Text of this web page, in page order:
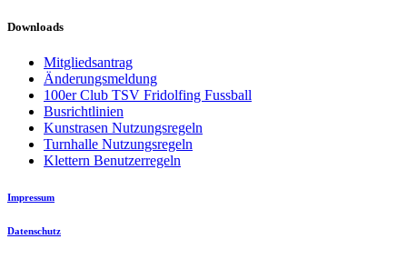
Downloads
Mitgliedsantrag
Änderungsmeldung
100er Club TSV Fridolfing Fussball
Busrichtlinien
Kunstrasen Nutzungsregeln
Turnhalle Nutzungsregeln
Klettern Benutzerregeln
Impressum
Datenschutz